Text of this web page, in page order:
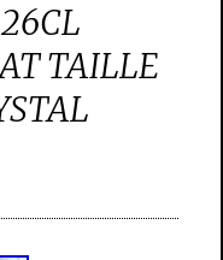
TAILLE